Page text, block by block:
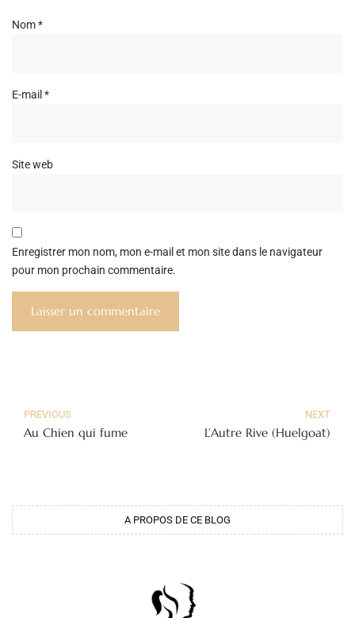
Nom*
E-mail *
Site web
Enregistrer mon nom, mon e-mail et mon site dans le navigateur
pour mon prochain commentaire.
PREVIOUS
Au Chien qui fume
NEXT
L’Autre Rive (Huelgoat)
A PROPOS DE CE BLOG